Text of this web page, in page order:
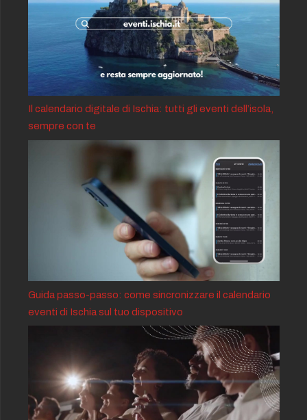
Il calendario digitale di Ischia: tutti gli eventi dell’isola,
sempre con te
Guida passo-passo: come sincronizzare il calendario
eventi di Ischia sul tuo dispositivo